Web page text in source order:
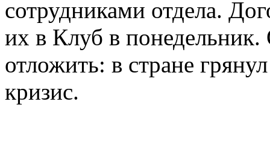
сотрудниками отдела.
их в Клуб в
отложить: в стране
кризис.